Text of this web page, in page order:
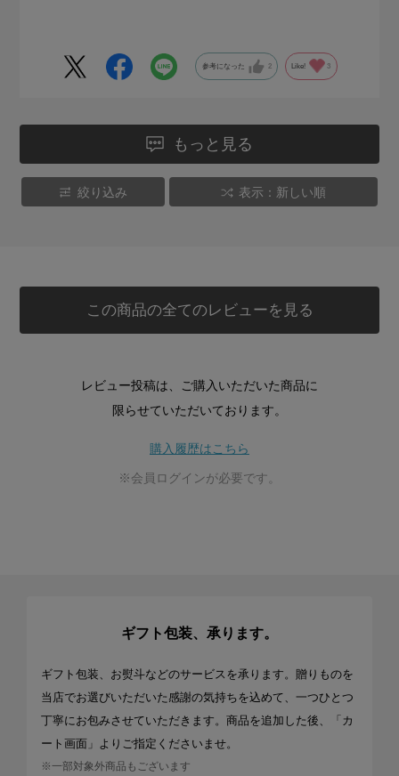
参考になった 2 Like! 3
もっと見る
絞り込み 表示：新しい順
この商品の全てのレビューを見る
レビュー投稿は、ご購入いただいた商品に
限らせていただいております。
購入履歴はこちら
※会員ログインが必要です。
ギフト包装、承ります。
ギフト包装、お熨斗などのサービスを承ります。贈りものを
当店でお選びいただいた感謝の気持ちを込めて、一つひとつ
丁寧にお包みさせていただきます。商品を追加した後、「カ
ート画面」よりご指定くださいませ。
※一部対象外商品もございます